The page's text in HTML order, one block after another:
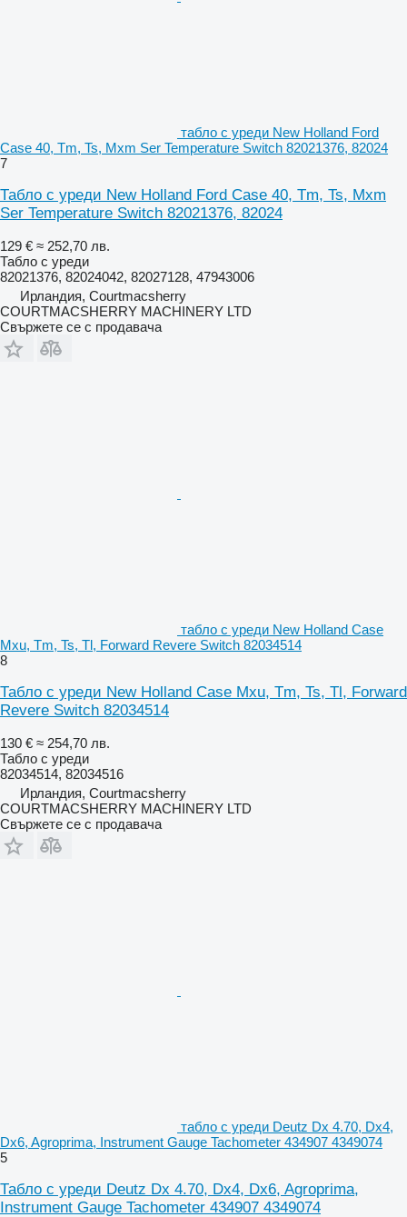
табло с уреди New Holland Ford
Case 40, Tm, Ts, Mxm Ser Temperature Switch 82021376, 82024
7
Табло с уреди New Holland Ford Case 40, Tm, Ts, Mxm
Ser Temperature Switch 82021376, 82024
129 € ≈ 252,70 лв.
Табло с уреди
82021376, 82024042, 82027128, 47943006
Ирландия, Courtmacsherry
COURTMACSHERRY MACHINERY LTD
Свържете се с продавача
табло с уреди New Holland Case
Mxu, Tm, Ts, Tl, Forward Revere Switch 82034514
8
Табло с уреди New Holland Case Mxu, Tm, Ts, Tl, Forward
Revere Switch 82034514
130 € ≈ 254,70 лв.
Табло с уреди
82034514, 82034516
Ирландия, Courtmacsherry
COURTMACSHERRY MACHINERY LTD
Свържете се с продавача
табло с уреди Deutz Dx 4.70, Dx4,
Dx6, Agroprima, Instrument Gauge Tachometer 434907 4349074
5
Табло с уреди Deutz Dx 4.70, Dx4, Dx6, Agroprima,
Instrument Gauge Tachometer 434907 4349074